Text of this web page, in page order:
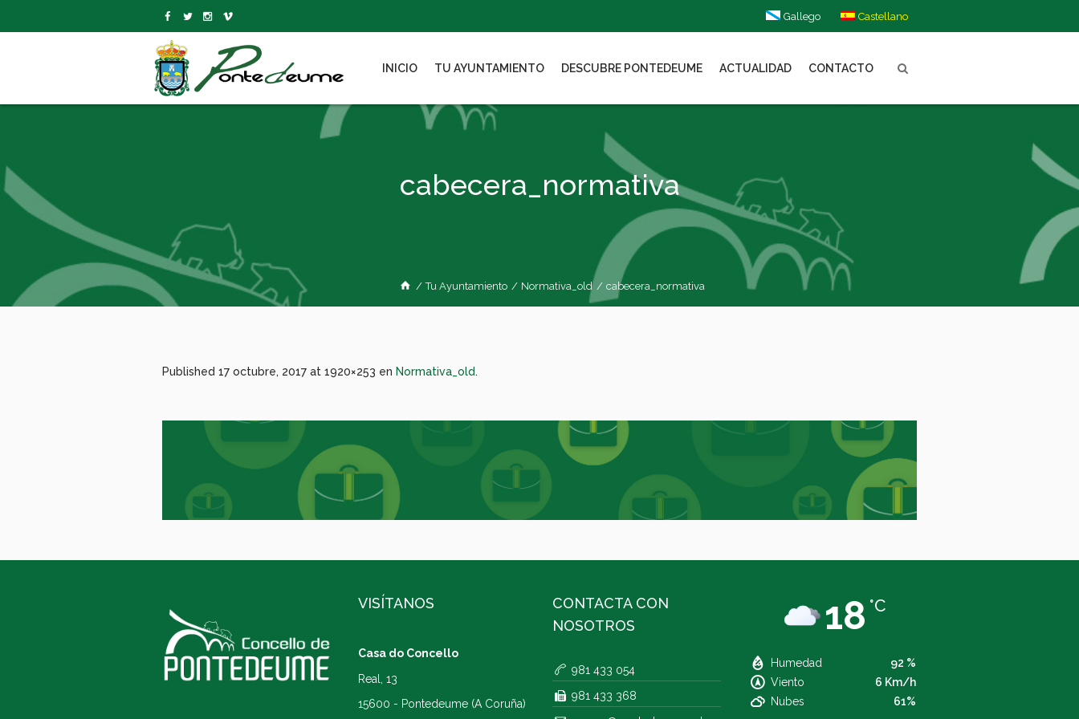
Gallego Castellano
INICIO TU AYUNTAMIENTO DESCUBRE PONTEDEUME ACTUALIDAD CONTACTO
cabecera_normativa
/ Tu Ayuntamiento / Normativa_old / cabecera_normativa
Published 17 octubre, 2017 at 1920×253 en Normativa_old.
VISÍTANOS
Casa do Concello
Real, 13
15600 - Pontedeume (A Coruña)
CONTACTA CON
NOSOTROS
981 433 054
981 433 368
18 °C
Humedad
92 %
Viento
6 Km/h
Nubes
61%